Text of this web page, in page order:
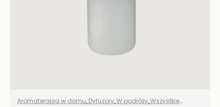
Aromaterapia w domu, Dyfuzory,W podróży,Wszystkie